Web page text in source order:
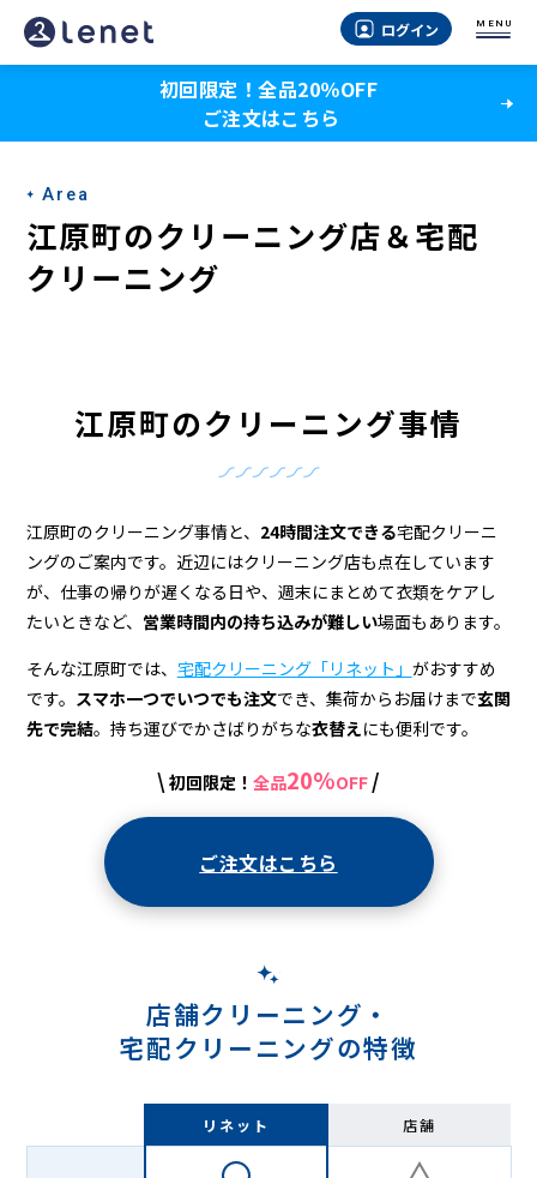
江
原
の
ク
リ
ー
宅
配
ク
リ
ー
ログイン MENU
初回限定！全品20％OFF
ご注文はこちら
Area
江原町のクリーニング店＆宅配
クリーニング
江原町のクリーニング事情
江原町のクリーニング事情と、 24時間注文できる宅配クリーニ
ングのご案内です。近辺にはクリーニング店も点在しています
が、仕事の帰りが遅くなる日や、週末にまとめて衣類をケアし
たいときなど、 営業時間内の持ち込みが難しい場面もあります。
そんな江原町では、 宅配クリーニング「リネット」 がおすすめ
です。 スマホ一つでいつでも注文でき、集荷からお届けまで玄関
先で完結。持ち運びでかさばりがちな衣替えにも便利です。
\ 初回限定！ 全品20%OFF /
ご注文はこちら
店舗クリーニング・
宅配クリーニングの特徴
リネット 店舗